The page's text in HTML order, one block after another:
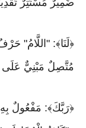
ضَمِيرٌ مُسْتَتِرٌ
﴿لَنَا﴾: "اللَّامُ"
مُتَّصِلٌ مَبْنِيٌّ
﴿رَبَّكَ﴾: مَفْعُولٌ